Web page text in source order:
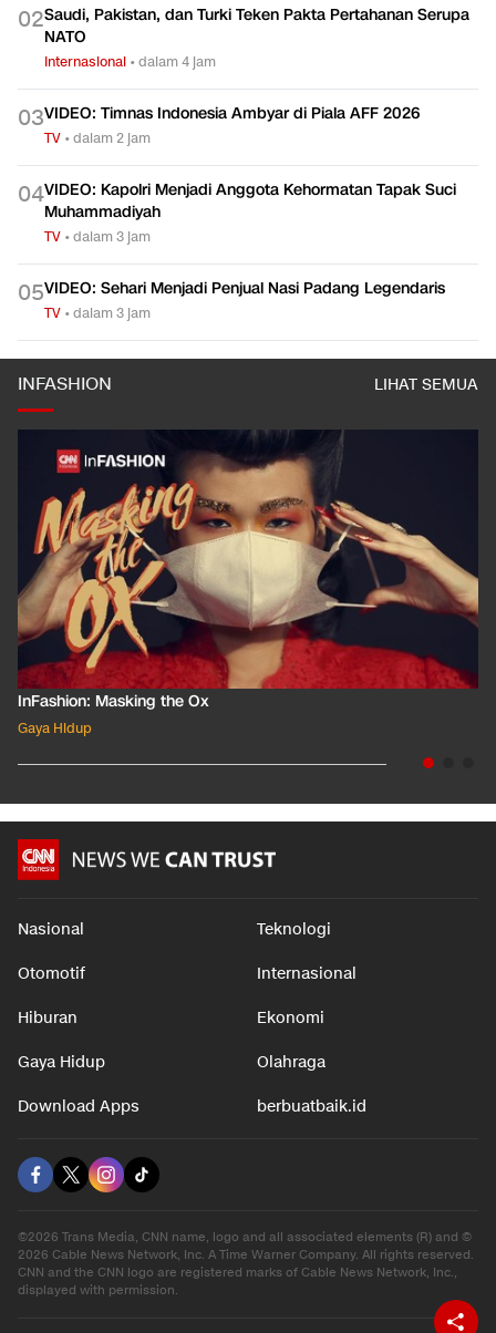
02Saudi, Pakistan, dan Turki Teken Pakta Pertahanan Serupa
NATO
Internasional •dalam 4 jam
03VIDEO: Timnas Indonesia Ambyar di Piala AFF 2026
TV •dalam 2 jam
04VIDEO: Kapolri Menjadi Anggota Kehormatan Tapak Suci
Muhammadiyah
TV •dalam 3 jam
05VIDEO: Sehari Menjadi Penjual Nasi Padang Legendaris
TV •dalam 3 jam
INFASHION LIHAT SEMUA
InFashion: Masking the Ox
Gaya Hidup
Nasional Teknologi
Otomotif Internasional
Hiburan Ekonomi
Gaya Hidup Olahraga
Download Apps berbuatbaik.id
©2026 Trans Media, CNN name, logo and all associated elements (R) and ©
2026 Cable News Network, Inc. A Time Warner Company. All rights reserved.
CNN and the CNN logo are registered marks of Cable News Network, Inc.,
displayed with permission.